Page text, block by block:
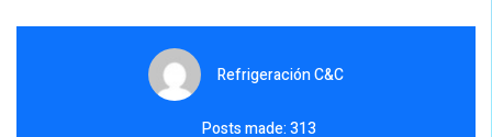
Refrigeración C&C
Posts made: 313